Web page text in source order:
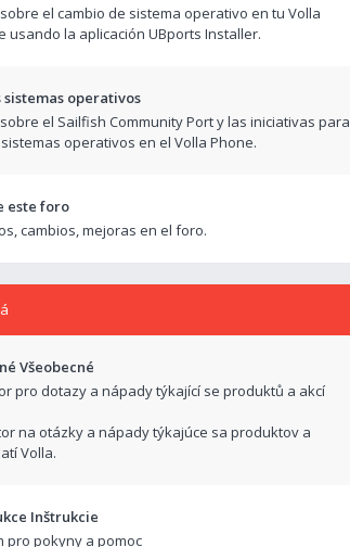
el cambio de sistema operativo en tu Volla
usando la aplicación UBports Installer.
sistemas operativos
el Sailfish Community Port y las iniciativas para
operativos en el Volla Phone.
este foro
cambios, mejoras en el foro.
Všeobecné
pro dotazy a nápady týkající se produktů a akcí
na otázky a nápady týkajúce sa produktov a
Volla.
Inštrukcie
pro pokyny a pomoc